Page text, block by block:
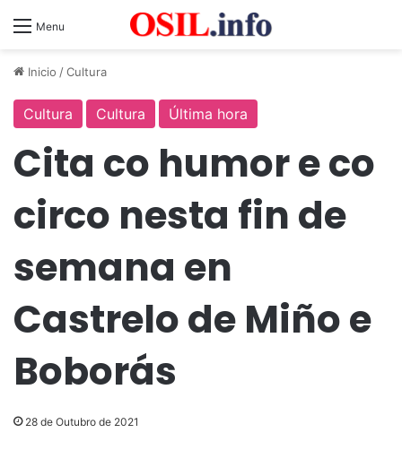
Menu
Inicio /Cultura
Cultura Cultura Última hora
Cita co humor e co
circo nesta fin de
semana en
Castrelo de Miño e
Boborás
28 de Outubro de 2021